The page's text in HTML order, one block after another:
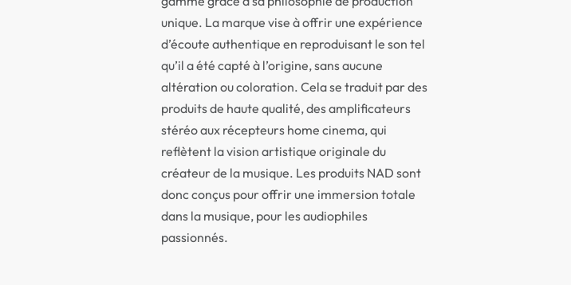
unique. La marque vise à offrir une expérience
d’écoute authentique en reproduisant le son tel
qu’il a été capté à l’origine, sans aucune
altération ou coloration. Cela se traduit par des
produits de haute qualité, des amplificateurs
stéréo aux récepteurs home cinema, qui
reflètent la vision artistique originale du
créateur de la musique. Les produits NAD sont
donc conçus pour offrir une immersion totale
dans la musique, pour les audiophiles
passionnés.